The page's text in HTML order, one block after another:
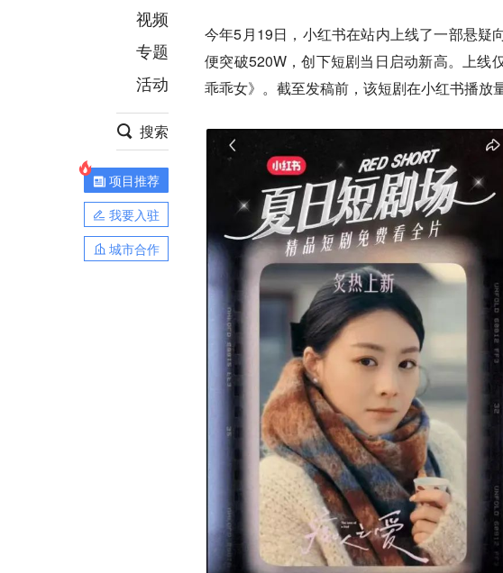
财经
项目推荐
安徽
视频
专题
活动
搜索
项目推荐
我要入驻
城市合作
今年5月19日，小红书在站内上线了一部悬疑
便突破520W，创下短剧当日启动新高。上线
乖乖女》。截至发稿前， 该短剧在小红书播放